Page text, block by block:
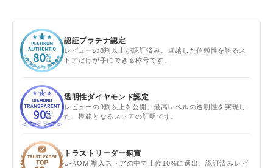
認証プラチナ認定
レビューの8割以上が認証済み。卓越した信頼性を誇るス
トアだけが手にできる称号です。
透明性ダイヤモンド認定
レビューの9割以上を公開。最高レベルの透明性を実現し
た、模範となるストアの証明です。
トラストリーダー銅賞
U-KOMI導入ストアの中で上位10%に選出。認証済みレビ